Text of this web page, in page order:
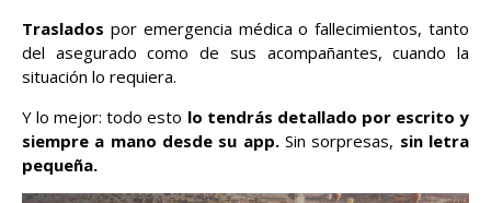
Traslados por emergencia médica o fallecimientos, tanto
del asegurado como de sus acompañantes, cuando la
situación lo requiera.
Y lo mejor: todo esto lo tendrás detallado por escrito y
siempre a mano desde su app.Sin sorpresas, sin letra
pequeña.